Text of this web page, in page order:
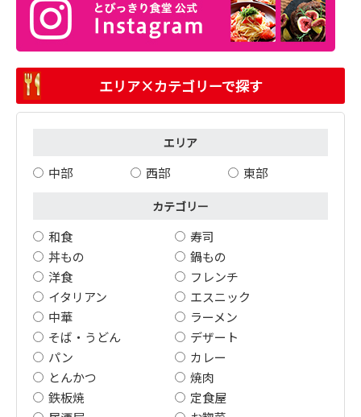
エリア×カテゴリーで探す
エリア
中部 西部 東部
カテゴリー
和食
寿司
丼もの
鍋もの
洋食
フレンチ
イタリアン
エスニック
中華
ラーメン
そば・うどん
デザート
パン
カレー
とんかつ
焼肉
鉄板焼
定食屋